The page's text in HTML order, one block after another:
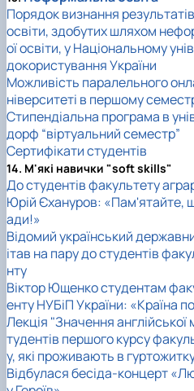
Порядок визнання
освіти, здобутих шляхом
ої освіти, у Національному
докористування України
Можливість паралельного
ніверситеті в першому
Стипендіальна програма в
дорф “віртуальний семестр”
Сертифікати студентів
14. М'які навички "soft skills"
До студентів факультету
Юрій Єхануров: «Пам'ятайте,
ади!»
Відомий український
ітав на пару до студентів
нту
Віктор Ющенко студентам
енту НУБіП України: «Країна
Лекція "Значення
тудентів першого курсу
у, які проживають в
Відбулася бесіда-концерт